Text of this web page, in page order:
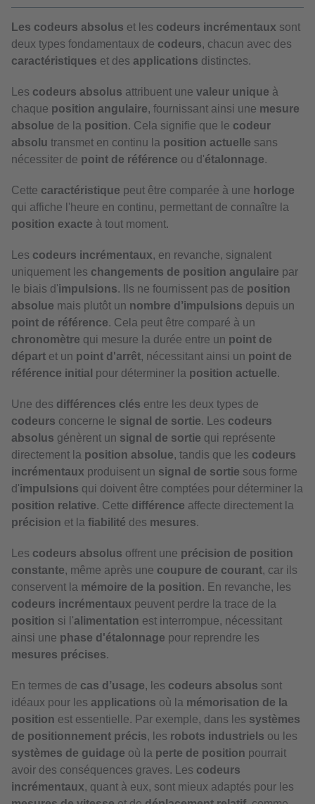
Les codeurs absolus et les codeurs incrémentaux sont
deux types fondamentaux de codeurs, chacun avec des
caractéristiques et des applications distinctes.
Les codeurs absolus attribuent une valeur unique à
chaque position angulaire, fournissant ainsi une mesure
absolue de la position. Cela signifie que le codeur
absolu transmet en continu la position actuelle sans
nécessiter de point de référence ou d'étalonnage.
Cette caractéristique peut être comparée à une horloge
qui affiche l'heure en continu, permettant de connaître la
position exacte à tout moment.
Les codeurs incrémentaux, en revanche, signalent
uniquement les changements de position angulaire par
le biais d'impulsions. Ils ne fournissent pas de position
absolue mais plutôt un nombre d’impulsions depuis un
point de référence. Cela peut être comparé à un
chronomètre qui mesure la durée entre un point de
départ et un point d'arrêt, nécessitant ainsi un point de
référence initial pour déterminer la position actuelle.
Une des différences clés entre les deux types de
codeurs concerne le signal de sortie. Les codeurs
absolus génèrent un signal de sortie qui représente
directement la position absolue, tandis que les codeurs
incrémentaux produisent un signal de sortie sous forme
d'impulsions qui doivent être comptées pour déterminer la
position relative. Cette différence affecte directement la
précision et la fiabilité des mesures.
Les codeurs absolus offrent une précision de position
constante, même après une coupure de courant, car ils
conservent la mémoire de la position. En revanche, les
codeurs incrémentaux peuvent perdre la trace de la
position si l'alimentation est interrompue, nécessitant
ainsi une phase d'étalonnage pour reprendre les
mesures précises.
En termes de cas d’usage, les codeurs absolus sont
idéaux pour les applications où la mémorisation de la
position est essentielle. Par exemple, dans les systèmes
de positionnement précis, les robots industriels ou les
systèmes de guidage où la perte de position pourrait
avoir des conséquences graves. Les codeurs
incrémentaux, quant à eux, sont mieux adaptés pour les